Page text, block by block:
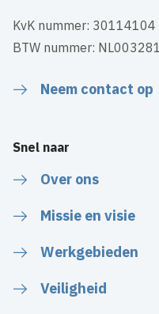
KvK nummer: 30114104
BTW nummer:
Neem contact op
Snel naar
Over ons
Missie en visie
Werkgebieden
Veiligheid